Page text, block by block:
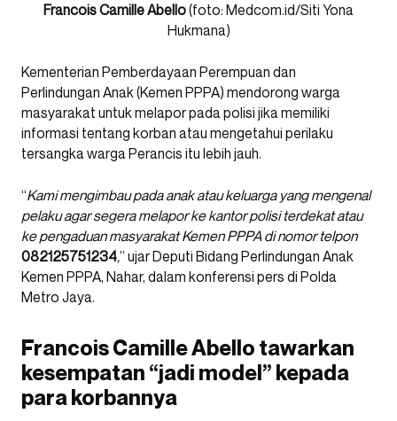
Francois Camille Abello(foto: Medcom.id/Siti Yona
Hukmana)
Kementerian Pemberdayaan Perempuan dan
Perlindungan Anak (Kemen PPPA) mendorong warga
masyarakat untuk melapor pada polisi jika memiliki
informasi tentang korban atau mengetahui perilaku
tersangka warga Perancis itu lebih jauh.
“Kami mengimbau pada anak atau keluarga yang mengenal
pelaku agar segera melapor ke kantor polisi terdekat atau
ke pengaduan masyarakat Kemen PPPA di nomor telpon
082125751234,” ujar Deputi Bidang Perlindungan Anak
Kemen PPPA, Nahar, dalam konferensi pers di Polda
Metro Jaya.
Francois Camille Abello tawarkan
kesempatan “jadi model” kepada
para korbannya